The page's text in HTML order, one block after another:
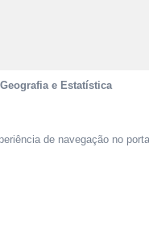
e Estatística
de navegação no